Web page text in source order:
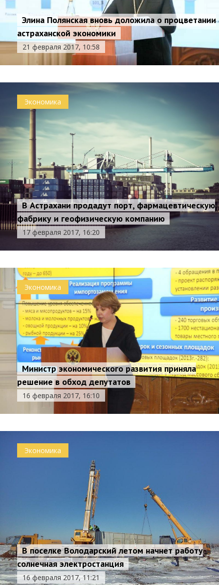
Элина Полянская вновь доложила о процветании
астраханской экономики
21 февраля 2017, 10:58
Экономика
В Астрахани продадут порт, фармацевтическую
фабрику и геофизическую компанию
17 февраля 2017, 16:20
Экономика
Министр экономического развития приняла
решение в обход депутатов
16 февраля 2017, 16:10
Экономика
В поселке Володарский летом начнет работу
солнечная электростанция
16 февраля 2017, 11:21